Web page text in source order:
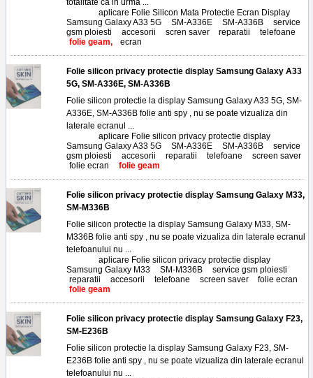
totalitate ca in urma ...
aplicare Folie Silicon Mata Protectie Ecran Display
Samsung Galaxy A33 5G
SM-A336E SM-A336B
service
gsm ploiesti
accesorii scren saver, reparatii telefoane
folie geam,
ecran
Folie silicon privacy protectie display Samsung Galaxy A33
5G, SM-A336E, SM-A336B
Folie silicon protectie la display Samsung Galaxy A33 5G, SM-
A336E, SM-A336B folie anti spy , nu se poate vizualiza din
laterale ecranul ...
aplicare Folie silicon privacy protectie display
Samsung Galaxy A33 5G
SM-A336E SM-A336B
service
gsm ploiesti
accesorii reparatii telefoane screen saver,
folie ecran
folie geam
Folie silicon privacy protectie display Samsung Galaxy M33,
SM-M336B
Folie silicon protectie la display Samsung Galaxy M33, SM-
M336B folie anti spy , nu se poate vizualiza din laterale ecranul
telefoanului nu ...
aplicare Folie silicon privacy protectie display
Samsung Galaxy M33
SM-M336B service gsm ploiesti
reparatii
accesorii telefoane screen saver, folie ecran
folie geam
Folie silicon privacy protectie display Samsung Galaxy F23,
SM-E236B
Folie silicon protectie la display Samsung Galaxy F23, SM-
E236B folie anti spy , nu se poate vizualiza din laterale ecranul
telefoanului nu ...